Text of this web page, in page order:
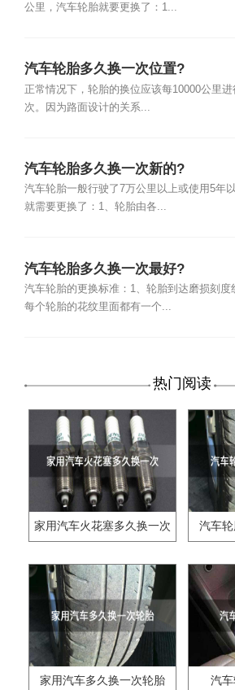
公里，汽车轮胎就要更换了：1...
汽车轮胎多久换一次位置?
正常情况下，轮胎的换位应该每10000公里进
次。因为路面设计的关系...
汽车轮胎多久换一次新的?
汽车轮胎一般行驶了7万公里以上或使用5年
就需要更换了：1、轮胎由各...
汽车轮胎多久换一次最好?
汽车轮胎的更换标准：1、轮胎到达磨损刻度
每个轮胎的花纹里面都有一个...
热门阅读
家用汽车火花塞多久换一次 汽车
家用汽车多久换一次轮胎 汽